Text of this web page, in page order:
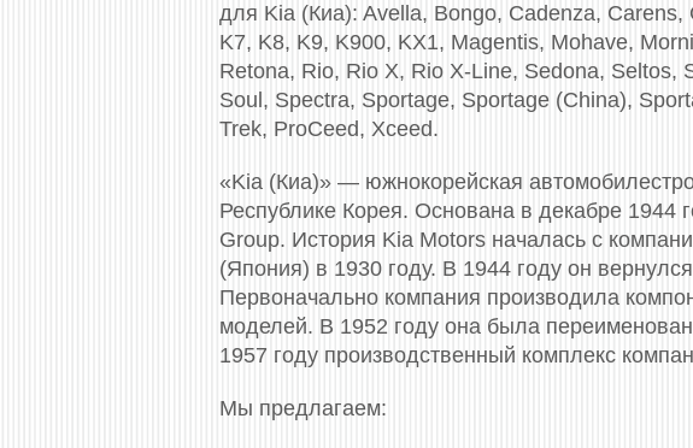
для Kia (Киа): Avella, Bongo, Cadenza,
K7, K8, K9, K900, KX1, Magentis, Mohave,
Retona, Rio, Rio X, Rio X-Line, Sedona, Seltos,
Soul, Spectra, Sportage, Sportage (China),
Trek, ProCeed, Xceed.
«Kia (Киа)» — южнокорейская
Республике Корея. Основана в декабре 1944
Group. История Kia Motors началась с
(Япония) в 1930 году. В 1944 году он
Первоначально компания производила
моделей. В 1952 году она была
1957 году производственный комплекс
Мы предлагаем: